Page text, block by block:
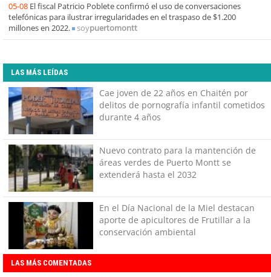
05-08 El fiscal Patricio Poblete confirmó el uso de conversaciones
telefónicas para ilustrar irregularidades en el traspaso de $1.200
millones en 2022.
soypuertomontt
LAS MÁS LEÍDAS
Cae joven de 22 años en Chaitén por
delitos de pornografía infantil cometidos
durante 4 años
Nuevo contrato para la mantención de
áreas verdes de Puerto Montt se
extenderá hasta el 2032
En el Día Nacional de la Miel destacan
aporte de apicultores de Frutillar a la
conservación ambiental
LAS MÁS COMENTADAS